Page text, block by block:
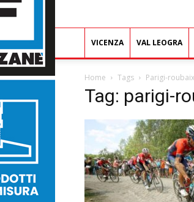
VICENZA VAL LEOGRA
Home Tags Parigi-roubaix
Tag: parigi-